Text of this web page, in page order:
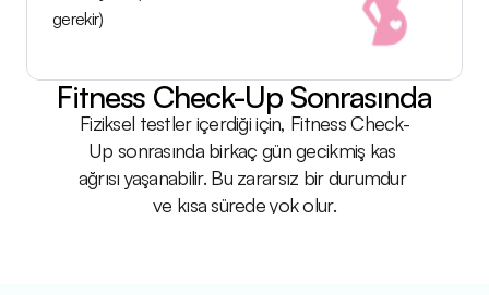
gerekir)
Fitness Check-Up Sonrasında
Fiziksel testler içerdiği için, Fitness Check-
Up sonrasında birkaç gün gecikmiş kas
ağrısı yaşanabilir. Bu zararsız bir durumdur
ve kısa sürede yok olur.